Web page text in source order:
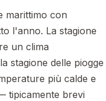
marittimo con
l'anno. La stagione
un clima
stagione delle piogge
più calde e
tipicamente brevi